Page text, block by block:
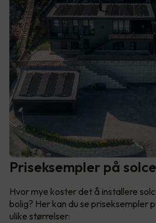
Priseksempler på
Hvor mye koster det å installere
bolig? Her kan du se priseksempler
ulike størrelser: